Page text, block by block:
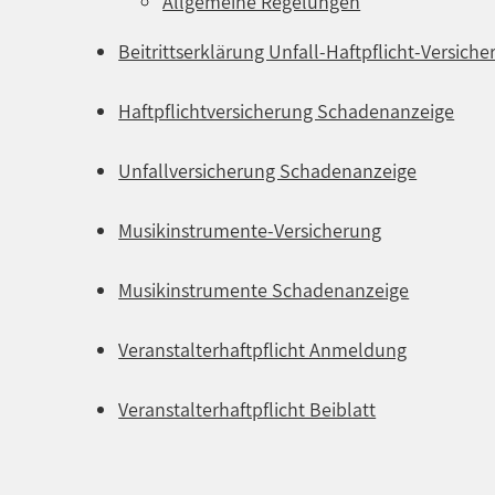
Beitrittserklärung Unfall-Haftpflicht-
Haftpflichtversicherung Schadenanzeige
Unfallversicherung Schadenanzeige
Musikinstrumente-Versicherung
Musikinstrumente Schadenanzeige
Veranstalterhaftpflicht Anmeldung
Veranstalterhaftpflicht Beiblatt